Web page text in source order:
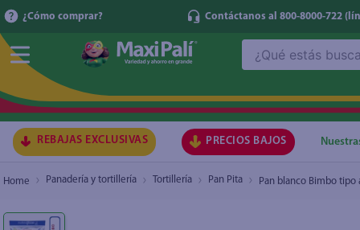
¿Cómo comprar? Contáctanos al 800-8000-722
REBAJAS EXCLUSIVAS PRECIOS BAJOS
Panadería y tortillería Tortillería Pan Pita Pan blanco Bimbo tipo
Pan blanco Bimbo tipo árabe 5 Uds - 380 g
1.
2.